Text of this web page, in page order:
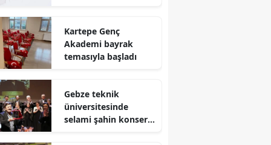
Kütahya
Malatya
Manisa
Kahramanmaraş
Kartepe Genç
Akademi bayrak
temasıyla başladı
Gebze teknik
üniversitesinde
selami şahin konseri